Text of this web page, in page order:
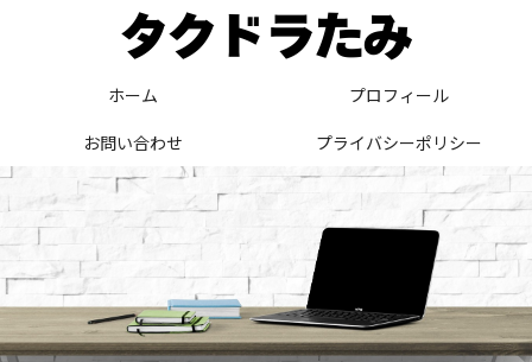
ホーム
プロフィール
お問い合わせ
プライバシーポリシー